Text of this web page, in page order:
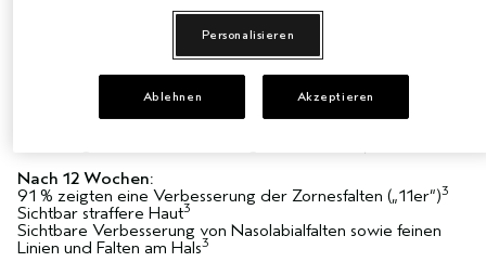
80 % zeigten eine Verbesserung der prismatischen
Strahlkraft und Geschmeidigkeit
2
Nach 12 Wochen:
91 % zeigten eine Verbesserung der Zornesfalten („11er“)3
Sichtbar straffere Haut3
Sichtbare Verbesserung von Nasolabialfalten sowie feinen
Linien und Falten am Hals3
Personalisieren
Ablehnen Akzeptieren